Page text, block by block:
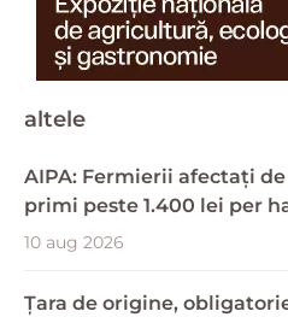
altele
AIPA: Fermierii afectați
primi peste 1.400 lei per
10 aug 2026
Țara de origine,